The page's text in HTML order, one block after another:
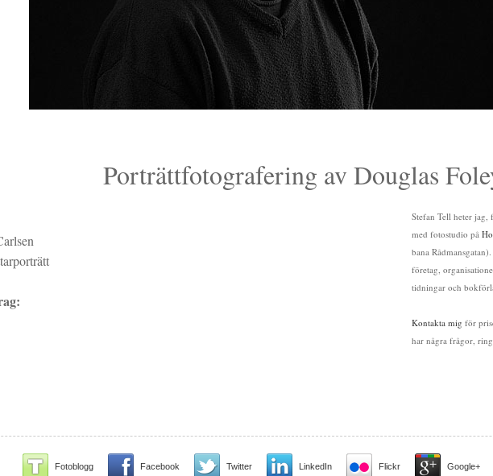
Porträttfotografering av Douglas
Stefan Tell heter
med fotostudio på
bana
företag,
tidningar och
Kontakta mig för
har några frågor, ring
Fotoblogg Facebook Twitter LinkedIn Flickr Google+